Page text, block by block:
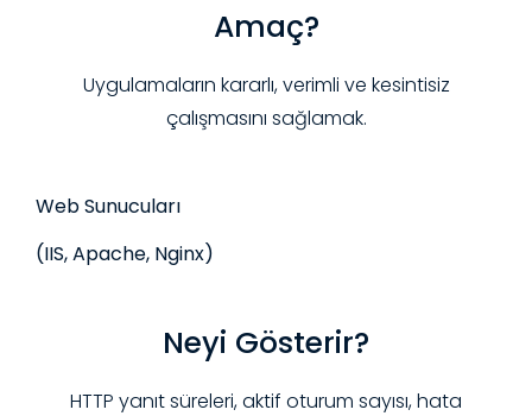
Amaç?
Uygulamaların kararlı, verimli ve kesintisiz
çalışmasını sağlamak.
Web Sunucuları
(IIS, Apache, Nginx)
Neyi Gösterir?
HTTP yanıt süreleri, aktif oturum sayısı, hata